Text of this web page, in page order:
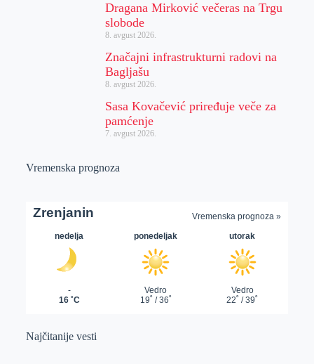
Dragana Mirković večeras na Trgu
slobode
8. avgust 2026.
Značajni infrastrukturni radovi na
Bagljašu
8. avgust 2026.
Sasa Kovačević priređuje veče za
pamćenje
7. avgust 2026.
Vremenska prognoza
Najčitanije vesti